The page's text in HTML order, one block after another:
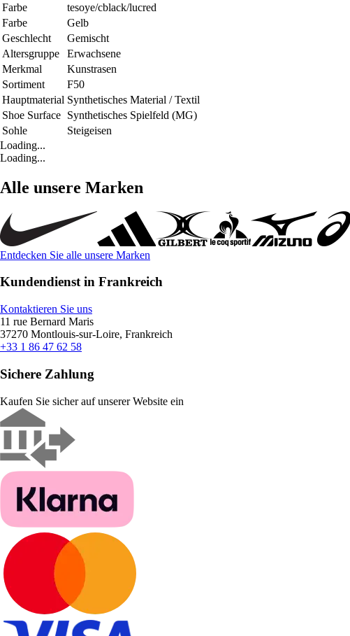
Farbe
tesoye/cblack/lucred
Farbe
Gelb
Geschlecht
Gemischt
Altersgruppe
Erwachsene
Merkmal
Kunstrasen
Sortiment
F50
Hauptmaterial Synthetisches Material / Textil
Shoe Surface Synthetisches Spielfeld (MG)
Sohle
Steigeisen
Loading...
Loading...
Alle unsere Marken
Entdecken Sie alle unsere Marken
Kundendienst in Frankreich
Kontaktieren Sie uns
11 rue Bernard Maris
37270 Montlouis-sur-Loire, Frankreich
+33 1 86 47 62 58
Sichere Zahlung
Kaufen Sie sicher auf unserer Website ein